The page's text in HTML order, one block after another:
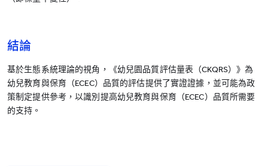
結論
基於生態系統理論的視角，《幼兒園品質評估量表（CKQRS）》為
幼兒教育與保育（ECEC）品質的評估提供了實證證據，並可能為政
策制定提供參考，以識別提高幼兒教育與保育（ECEC）品質所需要
的支持。